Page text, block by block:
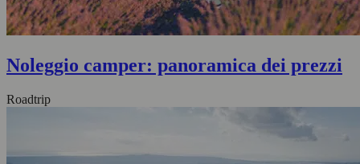
Noleggio camper: panoramica dei prezzi
Roadtrip